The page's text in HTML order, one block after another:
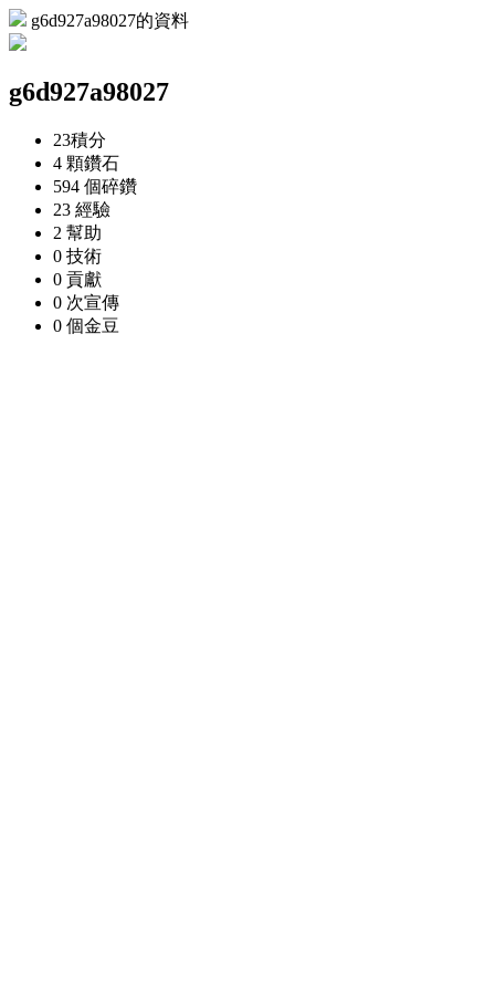
g6d927a98027的資料
g6d927a98027
23積分
4 顆鑽石
594 個碎鑽
23 經驗
2 幫助
0 技術
0 貢獻
0 次宣傳
0 個金豆